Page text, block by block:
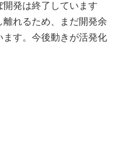
発は終了しています
れるため、まだ開発余
す。今後動きが活発化